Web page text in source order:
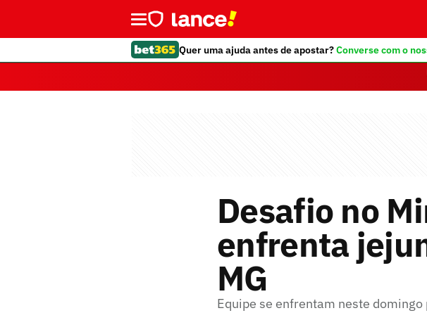
Quer uma ajuda antes de apostar?Converse com o
Desafio no
enfrenta
MG
Equipe se enfrentam neste